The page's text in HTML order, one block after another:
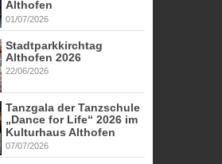
Althofen
01/07/2026
Stadtparkkirchtag
Althofen 2026
22/06/2026
Tanzgala der Tanzschule
„Dance for Life“ 2026 im
Kulturhaus Althofen
07/07/2026